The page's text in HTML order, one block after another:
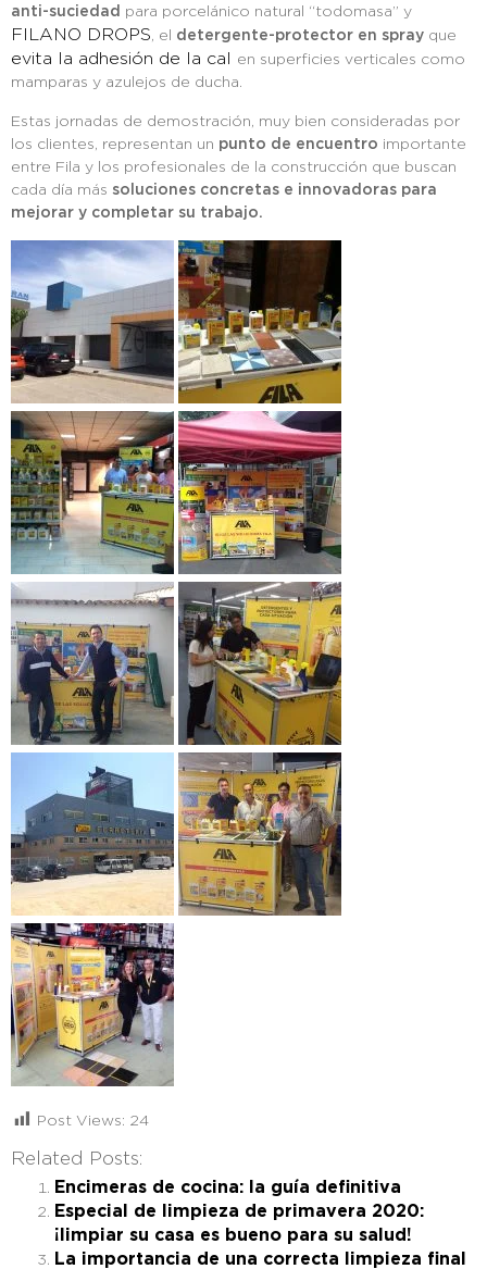
anti-suciedad para porcelánico natural “todomasa” y
FILANO DROPS, el detergente-protector en spray que
evita la adhesión de la cal
en superficies verticales como
mamparas y azulejos de ducha.
Estas jornadas de demostración, muy bien consideradas por
los clientes, representan un punto de encuentro importante
entre Fila y los profesionales de la construcción que buscan
cada día más soluciones concretas e innovadoras para
mejorar y completar su trabajo.
Post Views: 24
Related Posts:
Encimeras de cocina: la guía definitiva
Especial de limpieza de primavera 2020:
¡limpiar su casa es bueno para su salud!
La importancia de una correcta limpieza final